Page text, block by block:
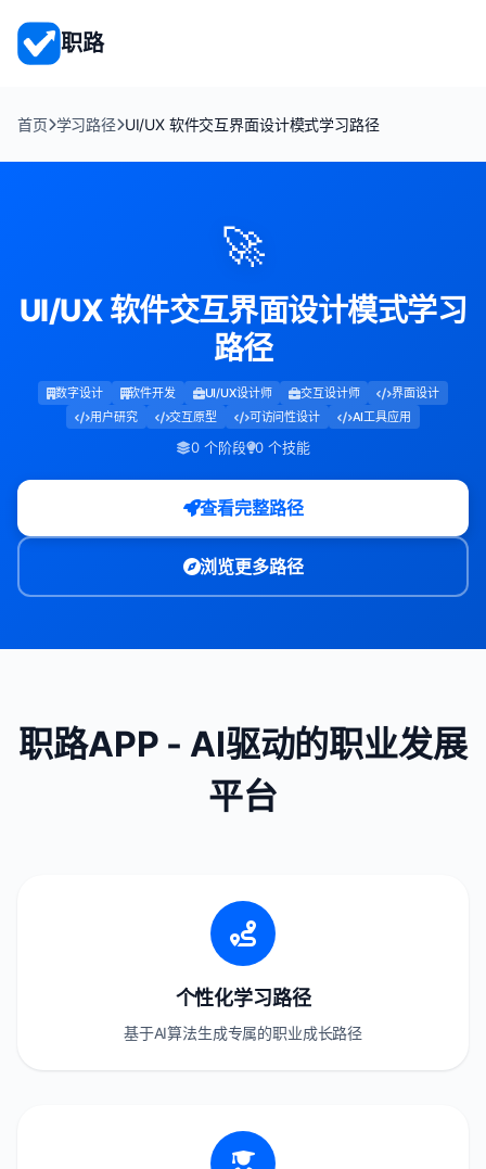
职路
首页 学习路径 UI/UX 软件交互界面设计模式学习路径
🚀
UI/UX 软件交互界面设计模式学习
路径
数字设计 软件开发 UI/UX设计师 交互设计师
界面设计
用户研究
交互原型 可访问性设计 AI工具应用
0 个阶段 0 个技能
查看完整路径
浏览更多路径
职路APP - AI驱动的职业发展
平台
个性化学习路径
基于AI算法生成专属的职业成长路径